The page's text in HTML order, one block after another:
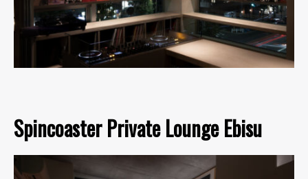
Spincoaster Private Lounge Ebisu